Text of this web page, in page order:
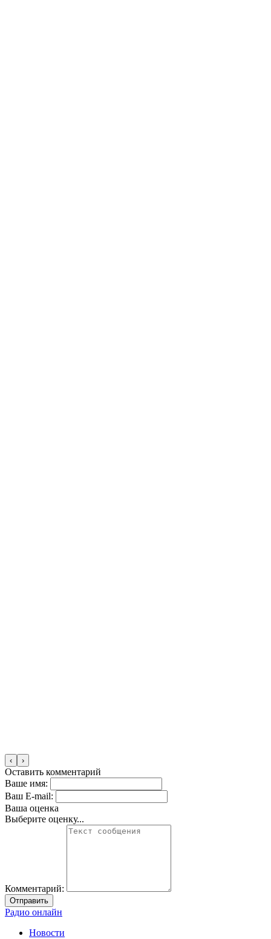
‹ ›
Оставить комментарий
Ваше имя:
Ваш E-mail:
Ваша оценка
Выберите оценку...
Комментарий:
Отправить
Радио онлайн
Новости